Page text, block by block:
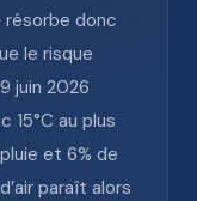
résorbe donc
le risque
juin 2026
15°C au plus
et 6% de
paraît alors